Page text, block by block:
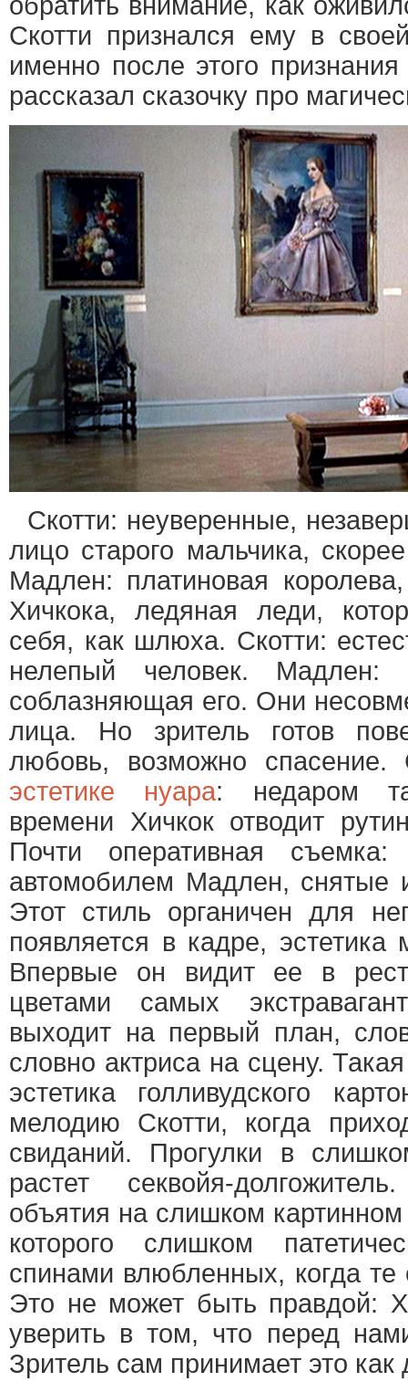
Скотти признался ему в
именно после этого
рассказал сказочку про
Скотти: неуверенные,
лицо старого мальчика,
Мадлен: платиновая
Хичкока, ледяная леди,
себя, как шлюха. Скотти:
нелепый человек. Мадлен:
соблазняющая его. Они
лица. Но зритель готов
любовь, возможно спасение.
эстетике нуара: недаром
времени Хичкок отводит
Почти оперативная
автомобилем Мадлен, снятые
Этот стиль органичен для
появляется в кадре, эстетика
Впервые он видит ее в
цветами самых
выходит на первый план,
словно актриса на сцену.
эстетика голливудского
мелодию Скотти, когда
свиданий. Прогулки в
растет секвойя-
объятия на слишком
которого слишком
спинами влюбленных, когда
Это не может быть правдой:
уверить в том, что перед
Зритель сам принимает это как